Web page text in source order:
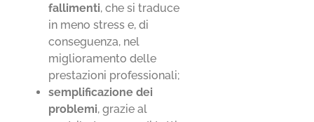
fallimenti, che si traduce
in meno stress e, di
conseguenza, nel
miglioramento delle
prestazioni professionali;
semplificazione dei
problemi, grazie al